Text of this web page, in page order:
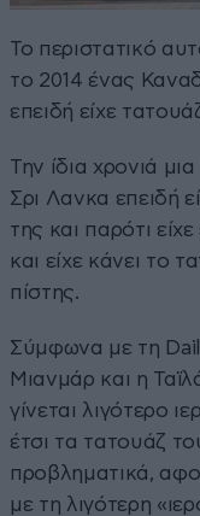
Το περιστατικό
το 2014 ένας
επειδή είχε
Την ίδια χρονιά
Σρι Λανκα επειδή
της και παρότι
και είχε κάνει το
πίστης.
Σύμφωνα με τη
Μιανμάρ και η
γίνεται λιγότερο
έτσι τα τατουάζ
προβληματικά,
με τη λιγότερη